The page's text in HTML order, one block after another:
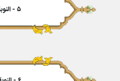
۵ - النوبة الثالثة